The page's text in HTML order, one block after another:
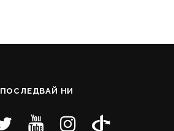
ПОСЛЕДВАЙ НИ